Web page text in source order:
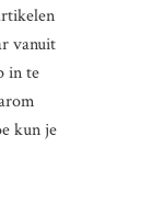
vanuit
in te
kun je